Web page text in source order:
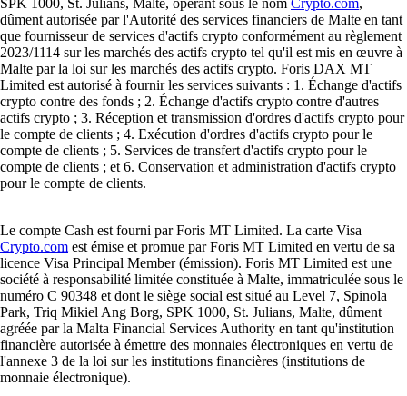
dûment autorisée par l'Autorité des services financiers de Malte en tant
que fournisseur de services d'actifs crypto conformément au règlement
2023/1114 sur les marchés des actifs crypto tel qu'il est mis en œuvre à
Malte par la loi sur les marchés des actifs crypto. Foris DAX MT
Limited est autorisé à fournir les services suivants : 1. Échange d'actifs
crypto contre des fonds ; 2. Échange d'actifs crypto contre d'autres
actifs crypto ; 3. Réception et transmission d'ordres d'actifs crypto pour
le compte de clients ; 4. Exécution d'ordres d'actifs crypto pour le
compte de clients ; 5. Services de transfert d'actifs crypto pour le
compte de clients ; et 6. Conservation et administration d'actifs crypto
pour le compte de clients.
Le compte Cash est fourni par Foris MT Limited. La carte Visa
Crypto.com est émise et promue par Foris MT Limited en vertu de sa
licence Visa Principal Member (émission). Foris MT Limited est une
société à responsabilité limitée constituée à Malte, immatriculée sous le
numéro C 90348 et dont le siège social est situé au Level 7, Spinola
Park, Triq Mikiel Ang Borg, SPK 1000, St. Julians, Malte, dûment
agréée par la Malta Financial Services Authority en tant qu'institution
financière autorisée à émettre des monnaies électroniques en vertu de
l'annexe 3 de la loi sur les institutions financières (institutions de
monnaie électronique).